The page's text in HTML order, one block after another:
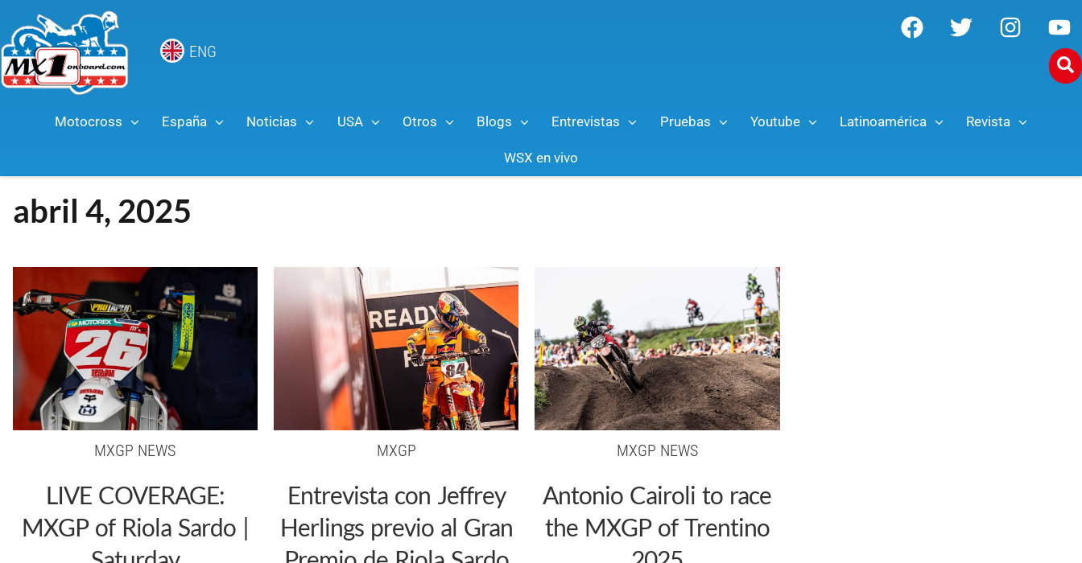
ENG
Motocross España Noticias USA Otros Blogs Entrevistas Pruebas Youtube Latinoamérica Revista
WSX en vivo
abril 4, 2025
MXGP NEWS
LIVE COVERAGE:
MXGP of Riola Sardo |
MXGP
Entrevista con Jeffrey
Herlings previo al Gran
MXGP NEWS
Antonio Cairoli to race
the MXGP of Trentino